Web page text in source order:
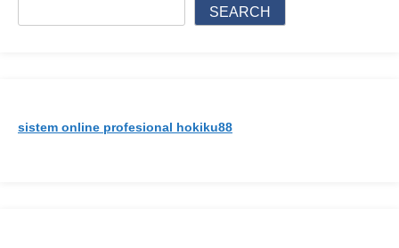
telkomsel
SEARCH
sistem online profesional hokiku88